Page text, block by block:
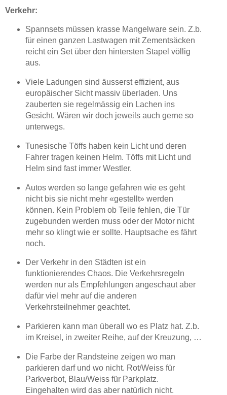
Verkehr:
Spannsets müssen krasse Mangelware sein. Z.b.
für einen ganzen Lastwagen mit Zementsäcken
reicht ein Set über den hintersten Stapel völlig
aus.
Viele Ladungen sind äusserst effizient, aus
europäischer Sicht massiv überladen. Uns
zauberten sie regelmässig ein Lachen ins
Gesicht. Wären wir doch jeweils auch gerne so
unterwegs.
Tunesische Töffs haben kein Licht und deren
Fahrer tragen keinen Helm. Töffs mit Licht und
Helm sind fast immer Westler.
Autos werden so lange gefahren wie es geht
nicht bis sie nicht mehr «gestellt» werden
können. Kein Problem ob Teile fehlen, die Tür
zugebunden werden muss oder der Motor nicht
mehr so klingt wie er sollte. Hauptsache es fährt
noch.
Der Verkehr in den Städten ist ein
funktionierendes Chaos. Die Verkehrsregeln
werden nur als Empfehlungen angeschaut aber
dafür viel mehr auf die anderen
Verkehrsteilnehmer geachtet.
Parkieren kann man überall wo es Platz hat. Z.b.
im Kreisel, in zweiter Reihe, auf der Kreuzung, …
Die Farbe der Randsteine zeigen wo man
parkieren darf und wo nicht. Rot/Weiss für
Parkverbot, Blau/Weiss für Parkplatz.
Eingehalten wird das aber natürlich nicht.